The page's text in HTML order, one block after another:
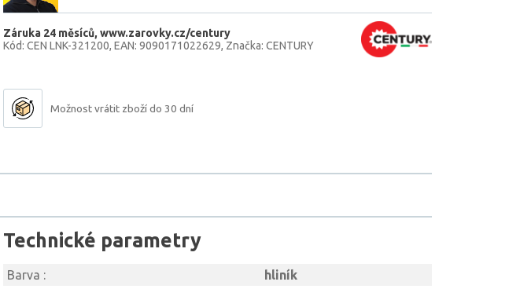
Záruka 24 měsíců www.zarovky.cz/century
Kód: CEN LNK-321200 EAN: 9090171022629 Značka: CENTURY
Možnost vrátit zboží do 30 dní
Technické parametry
Barva : hliník